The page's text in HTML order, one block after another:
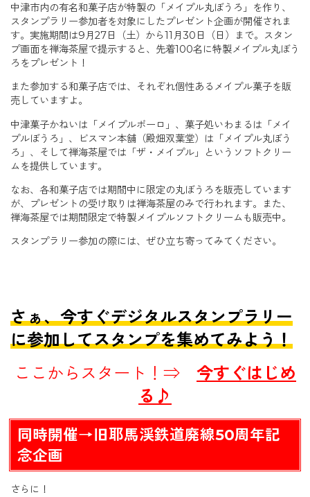
中津市内の有名和菓子店が特製の「メイプル丸ぼうろ」を作り、
スタンプラリー参加者を対象にしたプレゼント企画が開催されま
す。実施期間は9月27日（土）から11月30日（日）まで。スタン
プ画面を禅海茶屋で提示すると、先着100名に特製メイプル丸ぼう
ろをプレゼント！
また参加する和菓子店では、それぞれ個性あるメイプル菓子を販
売していますよ。
中津菓子かねいは「メイプルボーロ」、菓子処いわまるは「メイ
プルぼうろ」、ビスマン本舗（殿畑双葉堂）は「メイプル丸ぼう
ろ」、そして禅海茶屋では「ザ・メイプル」というソフトクリー
ムを提供しています。
なお、各和菓子店では期間中に限定の丸ぼうろを販売しています
が、プレゼントの受け取りは禅海茶屋のみで行われます。また、
禅海茶屋では期間限定で特製メイプルソフトクリームも販売中。
スタンプラリー参加の際には、ぜひ立ち寄ってみてください。
さぁ、今すぐデジタルスタンプラリー
に参加してスタンプを集めてみよう！
ここからスタート！⇒ 今すぐはじめ
る♪
同時開催→旧耶馬渓鉄道廃線50周年記
念企画
さらに！